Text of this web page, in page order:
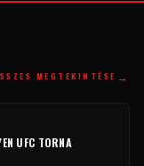
MEGTEKINTÉSE →
UFC TORNA